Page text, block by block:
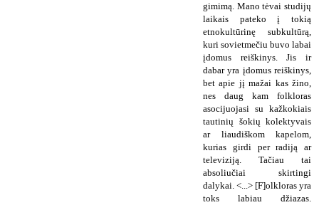
gimimą. Mano tėvai studijų
laikais pateko į tokią
etnokultūrinę subkultūrą,
kuri sovietmečiu buvo labai
įdomus reiškinys. Jis ir
dabar yra įdomus reiškinys,
bet apie jį mažai kas žino,
nes daug kam folkloras
asocijuojasi su kažkokiais
tautinių šokių kolektyvais
ar liaudiškom kapelom,
kurias girdi per radiją ar
televiziją. Tačiau tai
absoliučiai skirtingi
dalykai. <...> [F]olkloras yra
toks labiau džiazas.